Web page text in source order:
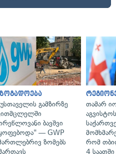
გამზირზე
ბავშვი
— GWP
ზომებს
თამარ
რომ
4